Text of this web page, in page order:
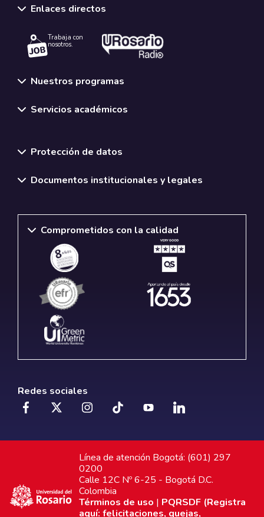
Enlaces directos
Trabaja con
nosotros.
Nuestros programas
Servicios académicos
Protección de datos
Documentos institucionales y legales
Comprometidos con la calidad
Redes sociales
Línea de atención Bogotá: (601) 297
0200
Calle 12C Nº 6-25 - Bogotá D.C.
Colombia
Términos de uso | PQRSDF (Registra
aquí: felicitaciones, quejas,